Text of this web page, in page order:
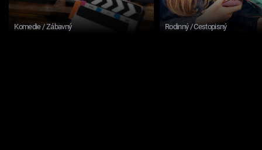
Komedie / Zábavný Rodinný / Cestopisný